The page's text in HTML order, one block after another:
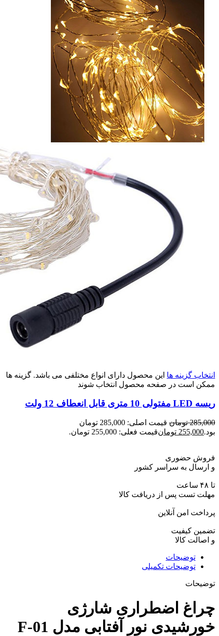
انتخاب گزینه ها این محصول دارای انواع مختلفی می باشد. گزینه ها
ممکن است در صفحه محصول انتخاب شوند
ریسه LED مفتولی 10 متری قابل انعطاف 12 ولت
285,000 تومان
قیمت اصلی: 285,000 تومان
بود.255,000 تومانقیمت فعلی: 255,000 تومان.
فروش حضوری
و ارسال به سراسر کشور
تا ۴۸ ساعت
مهلت تست پس از دریافت کالا
پرداخت امن آنلاین
تضمین کیفیت
و اصالت کالا
توضیحات
توضیحات تکمیلی
توضیحات
چراغ اضطراری شارژی
خورشیدی نور آفتابی مدل F-01